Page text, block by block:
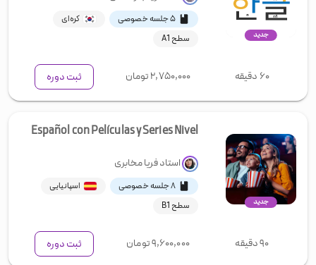
جدید
۵ جلسه خصوصی
کره‌ای
سطح A1
۶۰ دقیقه ۲,۷۵۰,۰۰۰تومان ثبت دوره
جدید
Español con Películas y Series Nivel
استادفریا مخابری
۸ جلسه خصوصی
اسپانیایی
سطح B1
۹۰ دقیقه ۹,۶۰۰,۰۰۰تومان ثبت دوره